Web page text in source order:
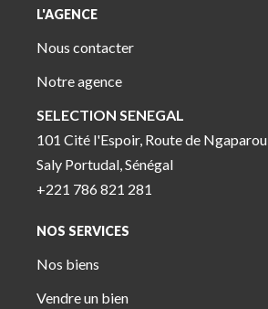
L'AGENCE
Nous contacter
Notre agence
SELECTION SENEGAL
101 Cité l'Espoir, Route de Ngaparou
Saly Portudal, Sénégal
+221 786 821 281
NOS SERVICES
Nos biens
Vendre un bien